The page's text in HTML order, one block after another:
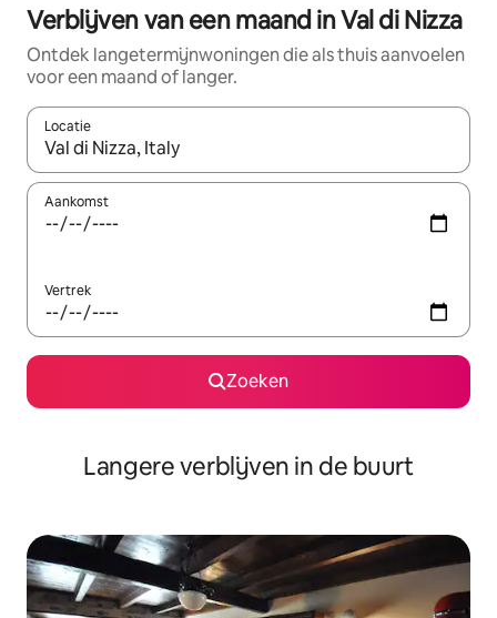
Verblijven van een maand in Val di Nizza
Ontdek langetermijnwoningen die als thuis aanvoelen
voor een maand of langer.
Locatie
Wanneer er resultaten beschikbaar zijn, maak je een keuze
Aankomst
Vertrek
Zoeken
Langere verblijven in de buurt